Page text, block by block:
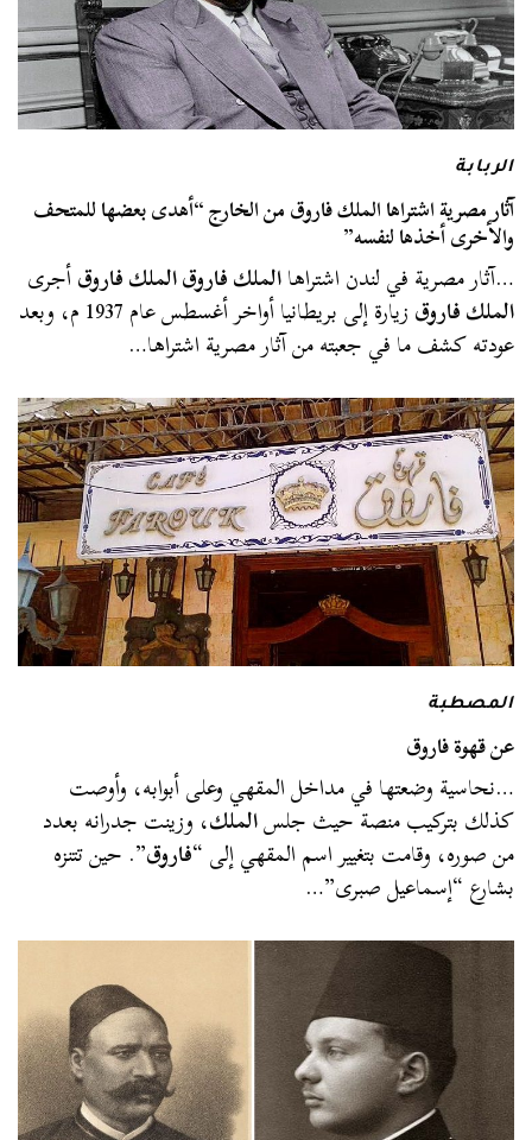
الربابة
آثار مصرية اشتراها الملك فاروق من الخارج “أهدى بعضها للمتحف
والأخرى أخذها لنفسه”
…آثار مصرية في لندن اشتراهاالملك فاروق الملك فاروقأجرى
الملك فاروق زيارة إلى بريطانيا أواخر أغسطس عام 1937 م، وبعد
عودته كشف ما في جعبته من آثار مصرية اشتراها…
المصطبة
عن قهوة فاروق
…نحاسية وضعتها في مداخل المقهي وعلى أبوابه، وأوصت
كذلك بتركيب منصة حيث جلسالملك، وزينت جدرانه بعدد
من صوره، وقامت بتغيير اسم المقهي إلى “فاروق”. حين تتنزه
بشارع “إسماعيل صبرى”…